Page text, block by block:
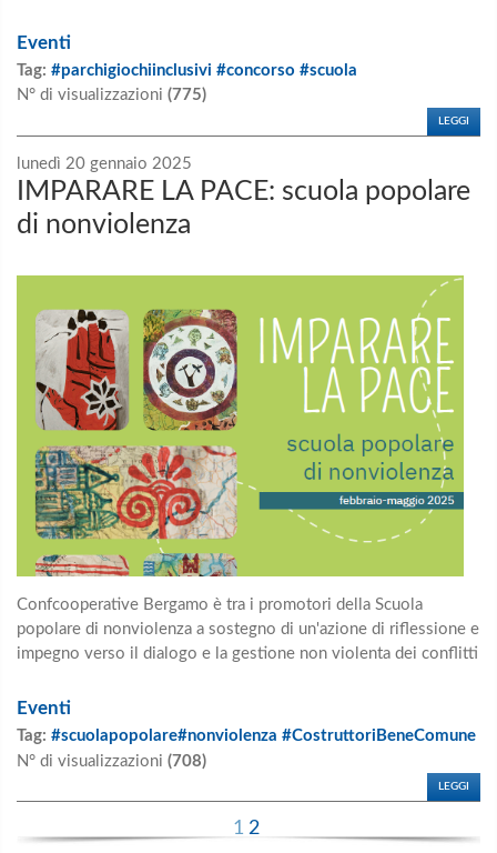
Eventi
Tag: #parchigiochiinclusivi #concorso #scuola
N° di visualizzazioni (775)
LEGGI
lunedì 20 gennaio 2025
IMPARARE LA PACE: scuola popolare
di nonviolenza
Confcooperative Bergamo è tra i promotori della Scuola
popolare di nonviolenza a sostegno di un'azione di riflessione e
impegno verso il dialogo e la gestione non violenta dei conflitti
Eventi
Tag: #scuolapopolare#nonviolenza #CostruttoriBeneComune
N° di visualizzazioni (708)
LEGGI
1 2